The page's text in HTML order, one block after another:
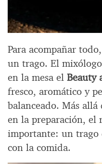
Para acompañar
un trago. El mixólogo
en la mesa el Beauty
fresco, aromático y
balanceado. Más
en la preparación, el
importante: un trago
con la comida.